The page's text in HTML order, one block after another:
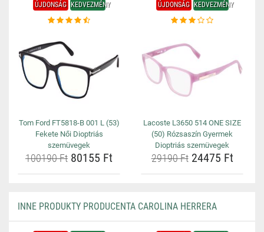
ÚJDONSÁG KEDVEZMÉNY
Tom Ford FT5818-B 001 L (53)
Fekete Női Dioptriás
szemüvegek
100190 Ft 80155 Ft
ÚJDONSÁG KEDVEZMÉNY
Lacoste L3650 514 ONE SIZE
(50) Rózsaszín Gyermek
Dioptriás szemüvegek
29190 Ft24475 Ft
INNE PRODUKTY PRODUCENTA CAROLINA HERRERA